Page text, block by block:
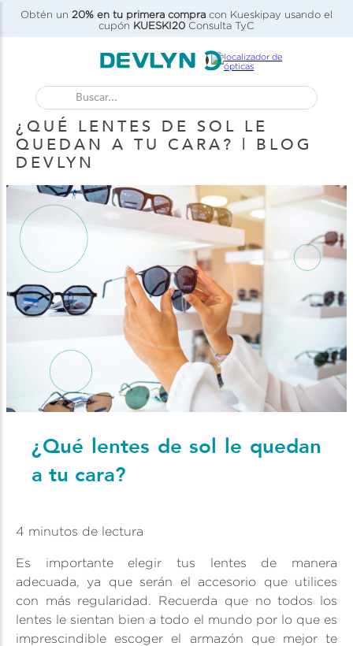
Obtén un 20% en tu primera compra con Kueskipay usando el
cupón KUESKI20 Consulta TyC
Buscar...
¿QUÉ LENTES DE SOL LE
QUEDAN A TU CARA? | BLOG
DEVLYN
¿Qué lentes de sol le quedan
a tu cara?
4 minutos de lectura
Es importante elegir tus lentes de manera
adecuada, ya que serán el accesorio que utilices
con más regularidad. Recuerda que no todos los
lentes le sientan bien a todo el mundo por lo que es
imprescindible escoger el armazón que mejor te